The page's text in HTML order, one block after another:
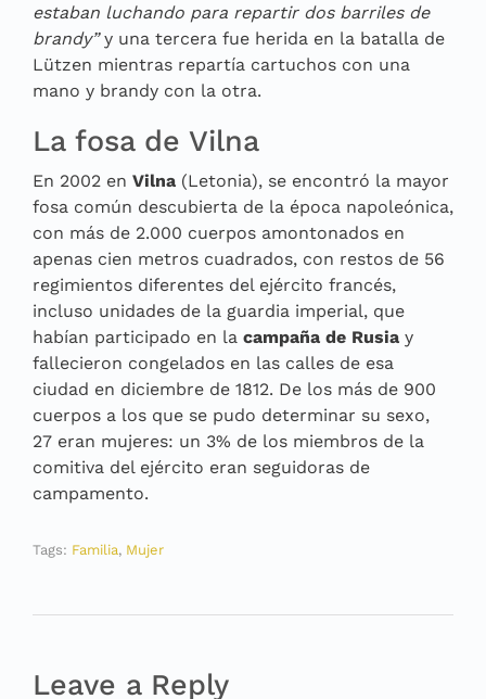
estaban luchando para repartir dos barriles de
brandy”y una tercera fue herida en la batalla de
Lützen mientras repartía cartuchos con una
mano y brandy con la otra.
La fosa de Vilna
En 2002 en Vilna (Letonia), se encontró la mayor
fosa común descubierta de la época napoleónica,
con más de 2.000 cuerpos amontonados en
apenas cien metros cuadrados, con restos de 56
regimientos diferentes del ejército francés,
incluso unidades de la guardia imperial, que
habían participado en la campaña de Rusia y
fallecieron congelados en las calles de esa
ciudad en diciembre de 1812. De los más de 900
cuerpos a los que se pudo determinar su sexo,
27 eran mujeres: un 3% de los miembros de la
comitiva del ejército eran seguidoras de
campamento.
Tags: Familia, Mujer
Leave a Reply